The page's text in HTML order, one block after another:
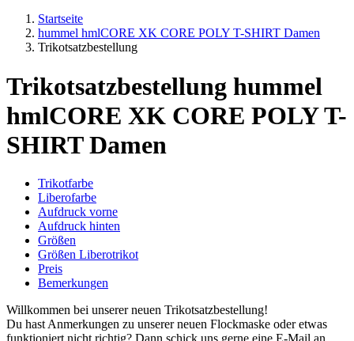
Startseite
hummel hmlCORE XK CORE POLY T-SHIRT Damen
Trikotsatzbestellung
Trikotsatzbestellung hummel
hmlCORE XK CORE POLY T-
SHIRT Damen
Trikotfarbe
Liberofarbe
Aufdruck vorne
Aufdruck hinten
Größen
Größen Liberotrikot
Preis
Bemerkungen
Willkommen bei unserer neuen Trikotsatzbestellung!
Du hast Anmerkungen zu unserer neuen Flockmaske oder etwas
funktioniert nicht richtig? Dann schick uns gerne eine E-Mail an